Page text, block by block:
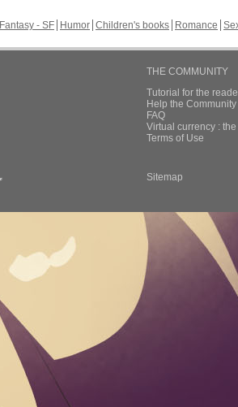
Fantasy - SF Humor Children's books Romance
THE COMMUNITY
Tutorial for the
Help the
FAQ
Virtual currency :
Terms of Use
Sitemap